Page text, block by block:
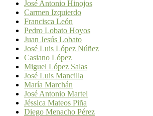
José Antonio Hinojos
Carmen Izquierdo
Francisca León
Pedro Lobato Hoyos
Juan Jesús Lobato
José Luis López Núñez
Casiano López
Miguel López Salas
José Luis Mancilla
María Marchán
José Antonio Martel
Jéssica Mateos Piña
Diego Menacho Pérez